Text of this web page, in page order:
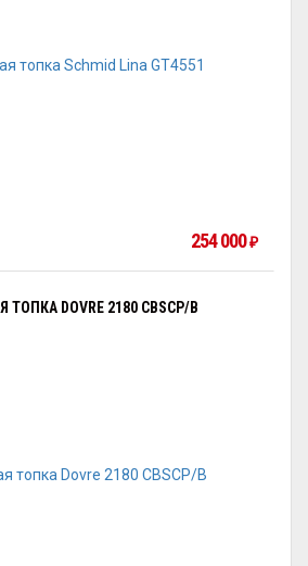
254 000 ₽
DOVRE 2180 CBSCP/B